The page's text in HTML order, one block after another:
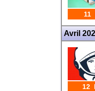
11
Avril
12